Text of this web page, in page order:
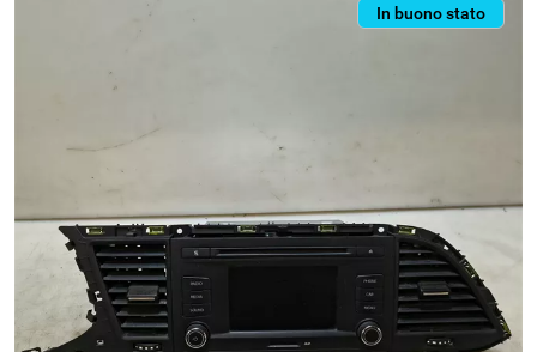
In buono stato